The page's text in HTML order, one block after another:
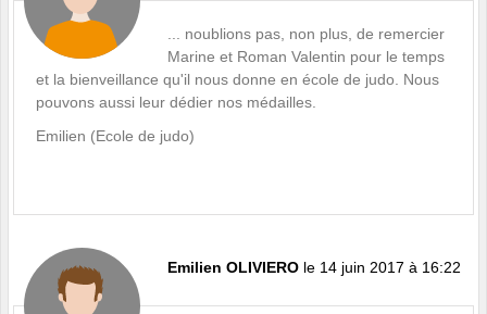
... noublions pas, non plus, de remercier
Marine et Roman Valentin pour le temps
et la bienveillance qu'il nous donne en école de judo. Nous
pouvons aussi leur dédier nos médailles.
Emilien (Ecole de judo)
Emilien OLIVIERO le 14 juin 2017 à 16:22